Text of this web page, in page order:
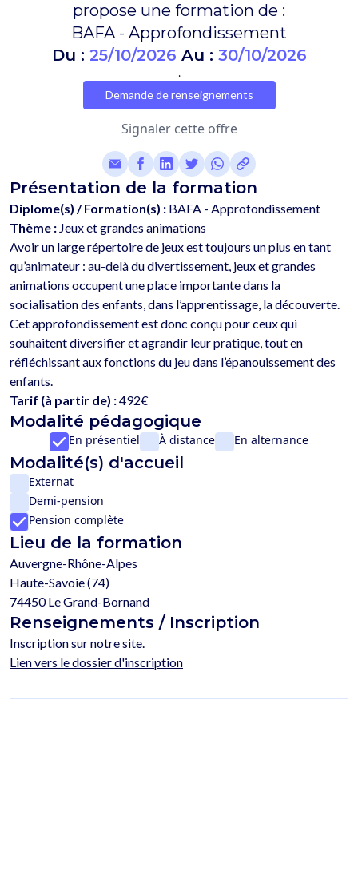
propose une formation de :
BAFA - Approfondissement
Du : 25/10/2026 Au : 30/10/2026
.
Demande de renseignements
Signaler cette offre
Présentation de la formation
Diplome(s) / Formation(s) : BAFA - Approfondissement
Thème : Jeux et grandes animations
Avoir un large répertoire de jeux est toujours un plus en tant
qu’animateur : au-delà du divertissement, jeux et grandes
animations occupent une place importante dans la
socialisation des enfants, dans l’apprentissage, la découverte.
Cet approfondissement est donc conçu pour ceux qui
souhaitent diversifier et agrandir leur pratique, tout en
réfléchissant aux fonctions du jeu dans l’épanouissement des
Tarif (à partir de) :492€
Modalité pédagogique
En présentiel À distance En alternance
Modalité(s) d'accueil
Externat
Demi-pension
Pension complète
Lieu de la formation
Auvergne-Rhône-Alpes
Haute-Savoie (74)
74450 Le Grand-Bornand
Renseignements / Inscription
Inscription sur notre site.
Lien vers le dossier d'inscription